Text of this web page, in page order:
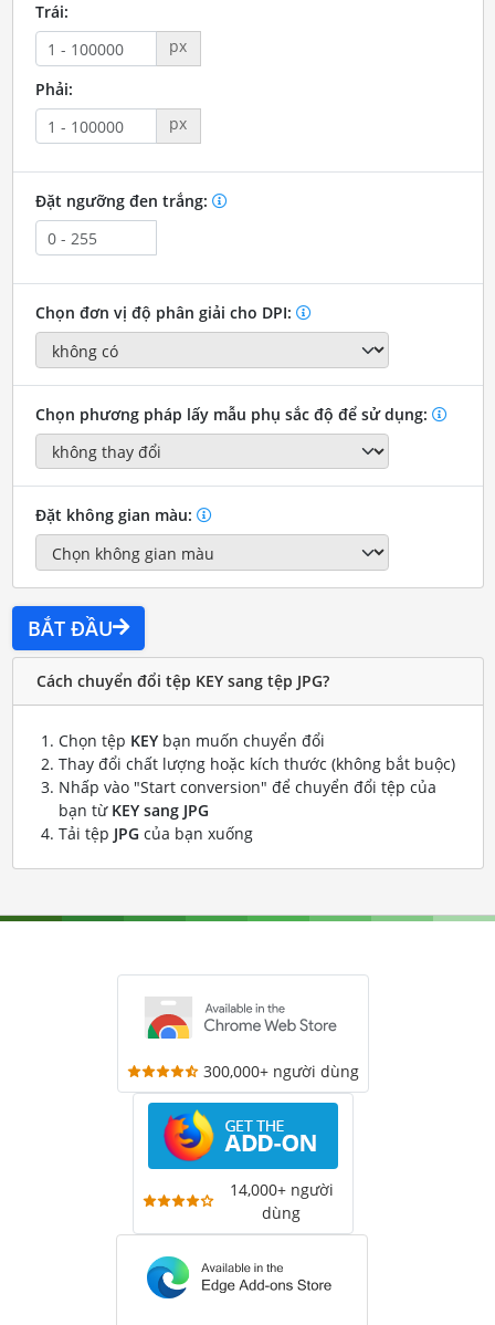
Trái:
px
Phải:
px
Đặt ngưỡng đen trắng:
Chọn đơn vị độ phân giải cho DPI:
Chọn phương pháp lấy mẫu phụ sắc độ để sử dụng:
Đặt không gian màu:
BẮT ĐẦU
Cách chuyển đổi tệp KEY sang tệp JPG?
Chọn tệp KEYbạn muốn chuyển đổi
Thay đổi chất lượng hoặc kích thước (không bắt buộc)
Nhấp vào "Start conversion" để chuyển đổi tệp của
bạn từ KEY sang JPG
Tải tệp JPG của bạn xuống
300,000+ người dùng
14,000+ người
dùng